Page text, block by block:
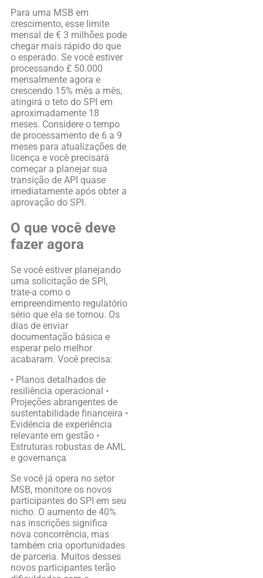
Para uma MSB em
crescimento, esse limite
mensal de € 3 milhões pode
chegar mais rápido do que
o esperado. Se você estiver
processando £ 50.000
mensalmente agora e
crescendo 15% mês a mês,
atingirá o teto do SPI em
aproximadamente 18
meses. Considere o tempo
de processamento de 6 a 9
meses para atualizações de
licença e você precisará
começar a planejar sua
transição de API quase
imediatamente após obter a
aprovação do SPI.
O que você deve
fazer agora
Se você estiver planejando
uma solicitação de SPI,
trate-a como o
empreendimento regulatório
sério que ela se tornou. Os
dias de enviar
documentação básica e
esperar pelo melhor
acabaram. Você precisa:
• Planos detalhados de
resiliência operacional •
Projeções abrangentes de
sustentabilidade financeira •
Evidência de experiência
relevante em gestão •
Estruturas robustas de AML
e governança
Se você já opera no setor
MSB, monitore os novos
participantes do SPI em seu
nicho. O aumento de 40%
nas inscrições significa
nova concorrência, mas
também cria oportunidades
de parceria. Muitos desses
novos participantes terão